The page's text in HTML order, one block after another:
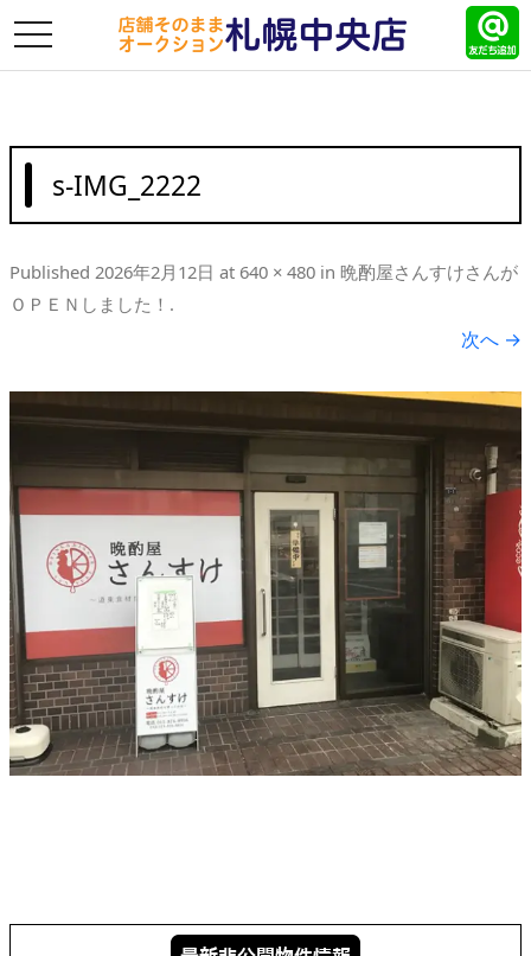
toggle
s-IMG_2222
Published 2026年2月12日 at 640 × 480 in 晩酌屋さんすけさんが
ＯＰＥＮしました！ .
次へ →